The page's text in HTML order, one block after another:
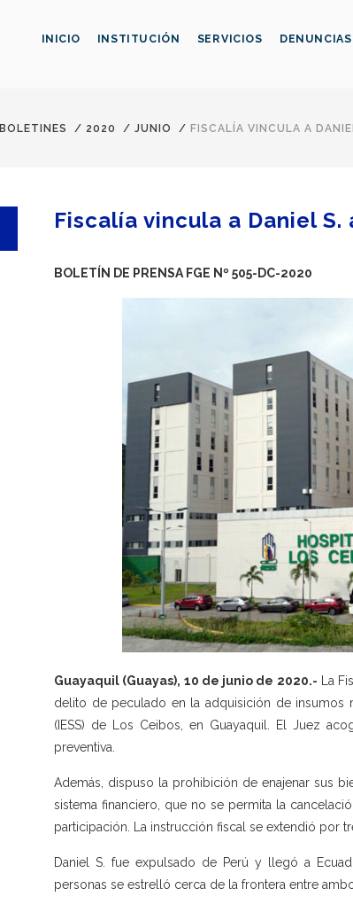
INICIO INSTITUCIÓN SERVICIOS DENUNCIAS
BOLETINES / 2020 / JUNIO / FISCALÍA VINCULA A
Fiscalía vincula a Daniel
BOLETÍN DE PRENSA FGE Nº 505-DC-2020
Guayaquil (Guayas), 10 de junio de 2020.- La
delito de peculado en la adquisición de insumos
(IESS) de Los Ceibos, en Guayaquil. El Juez
preventiva.
Además, dispuso la prohibición de enajenar sus
sistema financiero, que no se permita la
participación. La instrucción fiscal se extendió por
Daniel S. fue expulsado de Perú y llegó a
personas se estrelló cerca de la frontera entre